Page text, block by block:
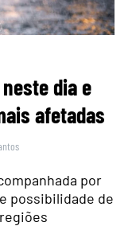
dia e
afetadas
por
possibilidade de